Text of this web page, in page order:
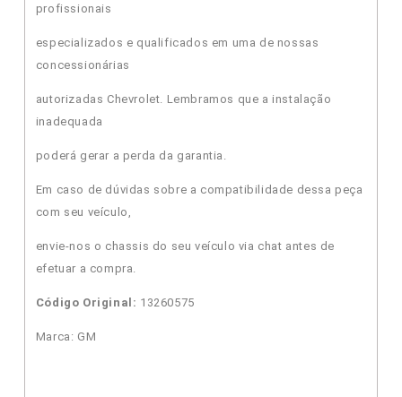
profissionais
especializados e qualificados em uma de nossas
concessionárias
autorizadas Chevrolet. Lembramos que a instalação
inadequada
poderá gerar a perda da garantia.
Em caso de dúvidas sobre a compatibilidade dessa peça
com seu veículo,
envie-nos o chassis do seu veículo via chat antes de
efetuar a compra.
Código Original: 13260575
Marca: GM